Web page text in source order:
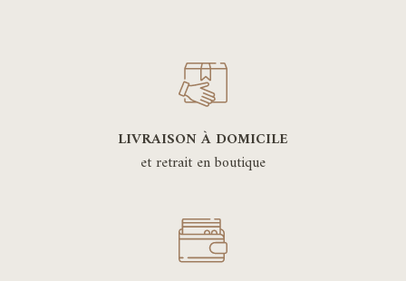
LIVRAISON À DOMICILE
et retrait en boutique